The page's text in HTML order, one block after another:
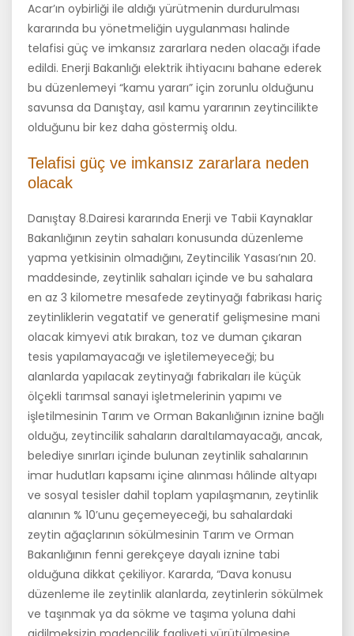
Acar’ın oybirliği ile aldığı yürütmenin durdurulması
kararında bu yönetmeliğin uygulanması halinde
telafisi güç ve imkansız zararlara neden olacağı ifade
edildi. Enerji Bakanlığı elektrik ihtiyacını bahane ederek
bu düzenlemeyi “kamu yararı” için zorunlu olduğunu
savunsa da Danıştay, asıl kamu yararının zeytincilikte
olduğunu bir kez daha göstermiş oldu.
Telafisi güç ve imkansız zararlara neden
olacak
Danıştay 8.Dairesi kararında Enerji ve Tabii Kaynaklar
Bakanlığının zeytin sahaları konusunda düzenleme
yapma yetkisinin olmadığını, Zeytincilik Yasası’nın 20.
maddesinde, zeytinlik sahaları içinde ve bu sahalara
en az 3 kilometre mesafede zeytinyağı fabrikası hariç
zeytinliklerin vegatatif ve generatif gelişmesine mani
olacak kimyevi atık bırakan, toz ve duman çıkaran
tesis yapılamayacağı ve işletilemeyeceği; bu
alanlarda yapılacak zeytinyağı fabrikaları ile küçük
ölçekli tarımsal sanayi işletmelerinin yapımı ve
işletilmesinin Tarım ve Orman Bakanlığının iznine bağlı
olduğu, zeytincilik sahaların daraltılamayacağı, ancak,
belediye sınırları içinde bulunan zeytinlik sahalarının
imar hudutları kapsamı içine alınması hâlinde altyapı
ve sosyal tesisler dahil toplam yapılaşmanın, zeytinlik
alanının % 10’unu geçemeyeceği, bu sahalardaki
zeytin ağaçlarının sökülmesinin Tarım ve Orman
Bakanlığının fenni gerekçeye dayalı iznine tabi
olduğuna dikkat çekiliyor. Kararda, “Dava konusu
düzenleme ile zeytinlik alanlarda, zeytinlerin sökülmek
ve taşınmak ya da sökme ve taşıma yoluna dahi